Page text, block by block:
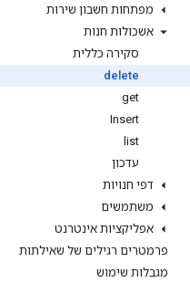
מפתחות חשבון שירות
אשכולות חנות
סקירה כללית
delete
get
Insert
list
עדכון
דפי חנויות
משתמשים
אפליקציות אינטרנט
פרמטרים רגילים של שאילתות
מגבלות שימוש